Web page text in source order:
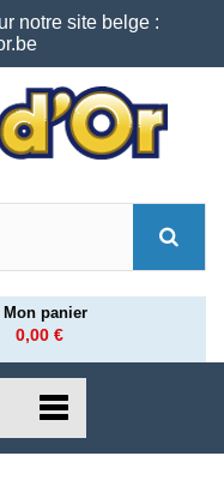
notre site belge :
Mon panier
0,00 €